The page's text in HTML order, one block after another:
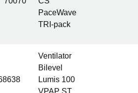
PaceWave
TRI-pack
Ventilator
Bilevel
Lumis 100
VPAP ST